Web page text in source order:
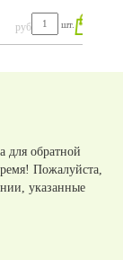
руб шт.
для обратной
Пожалуйста,
указанные